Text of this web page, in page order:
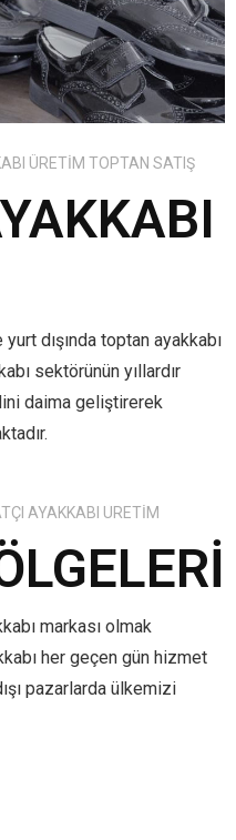
ÜRETIM TOPTAN SATIŞ
dışında toptan ayakkabı
sektörünün yıllardır
daima geliştirerek
AYAKKABI ÜRETIM
markası olmak
her geçen gün hizmet
pazarlarda ülkemizi